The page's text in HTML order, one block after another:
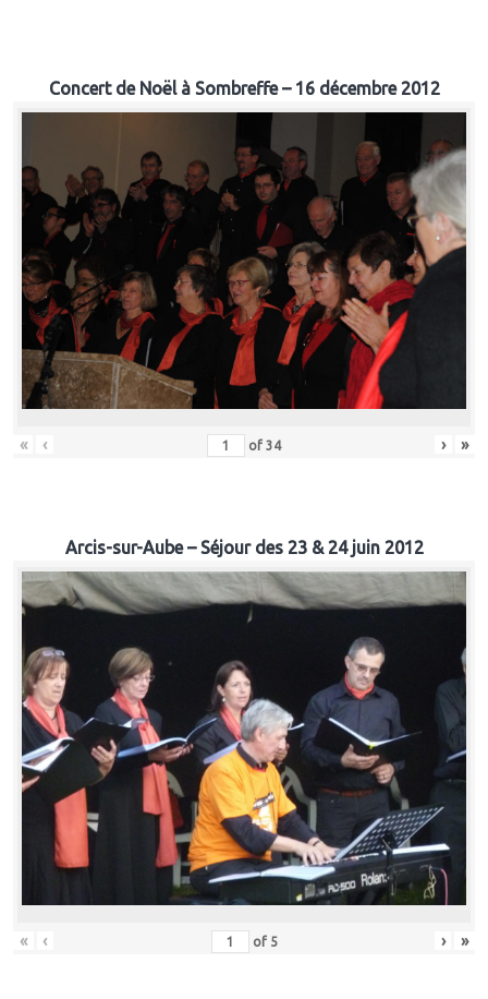
Concert de Noël à Sombreffe – 16 décembre 2012
« ‹ of 34 › »
Arcis-sur-Aube – Séjour des 23 & 24 juin 2012
« ‹ of 5 › »